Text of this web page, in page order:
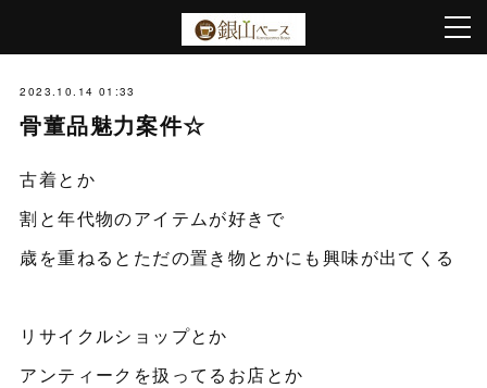
2023.10.14 01:33
骨董品魅力案件☆
古着とか
割と年代物のアイテムが好きで
歳を重ねるとただの置き物とかにも興味が出てくる
リサイクルショップとか
アンティークを扱ってるお店とか